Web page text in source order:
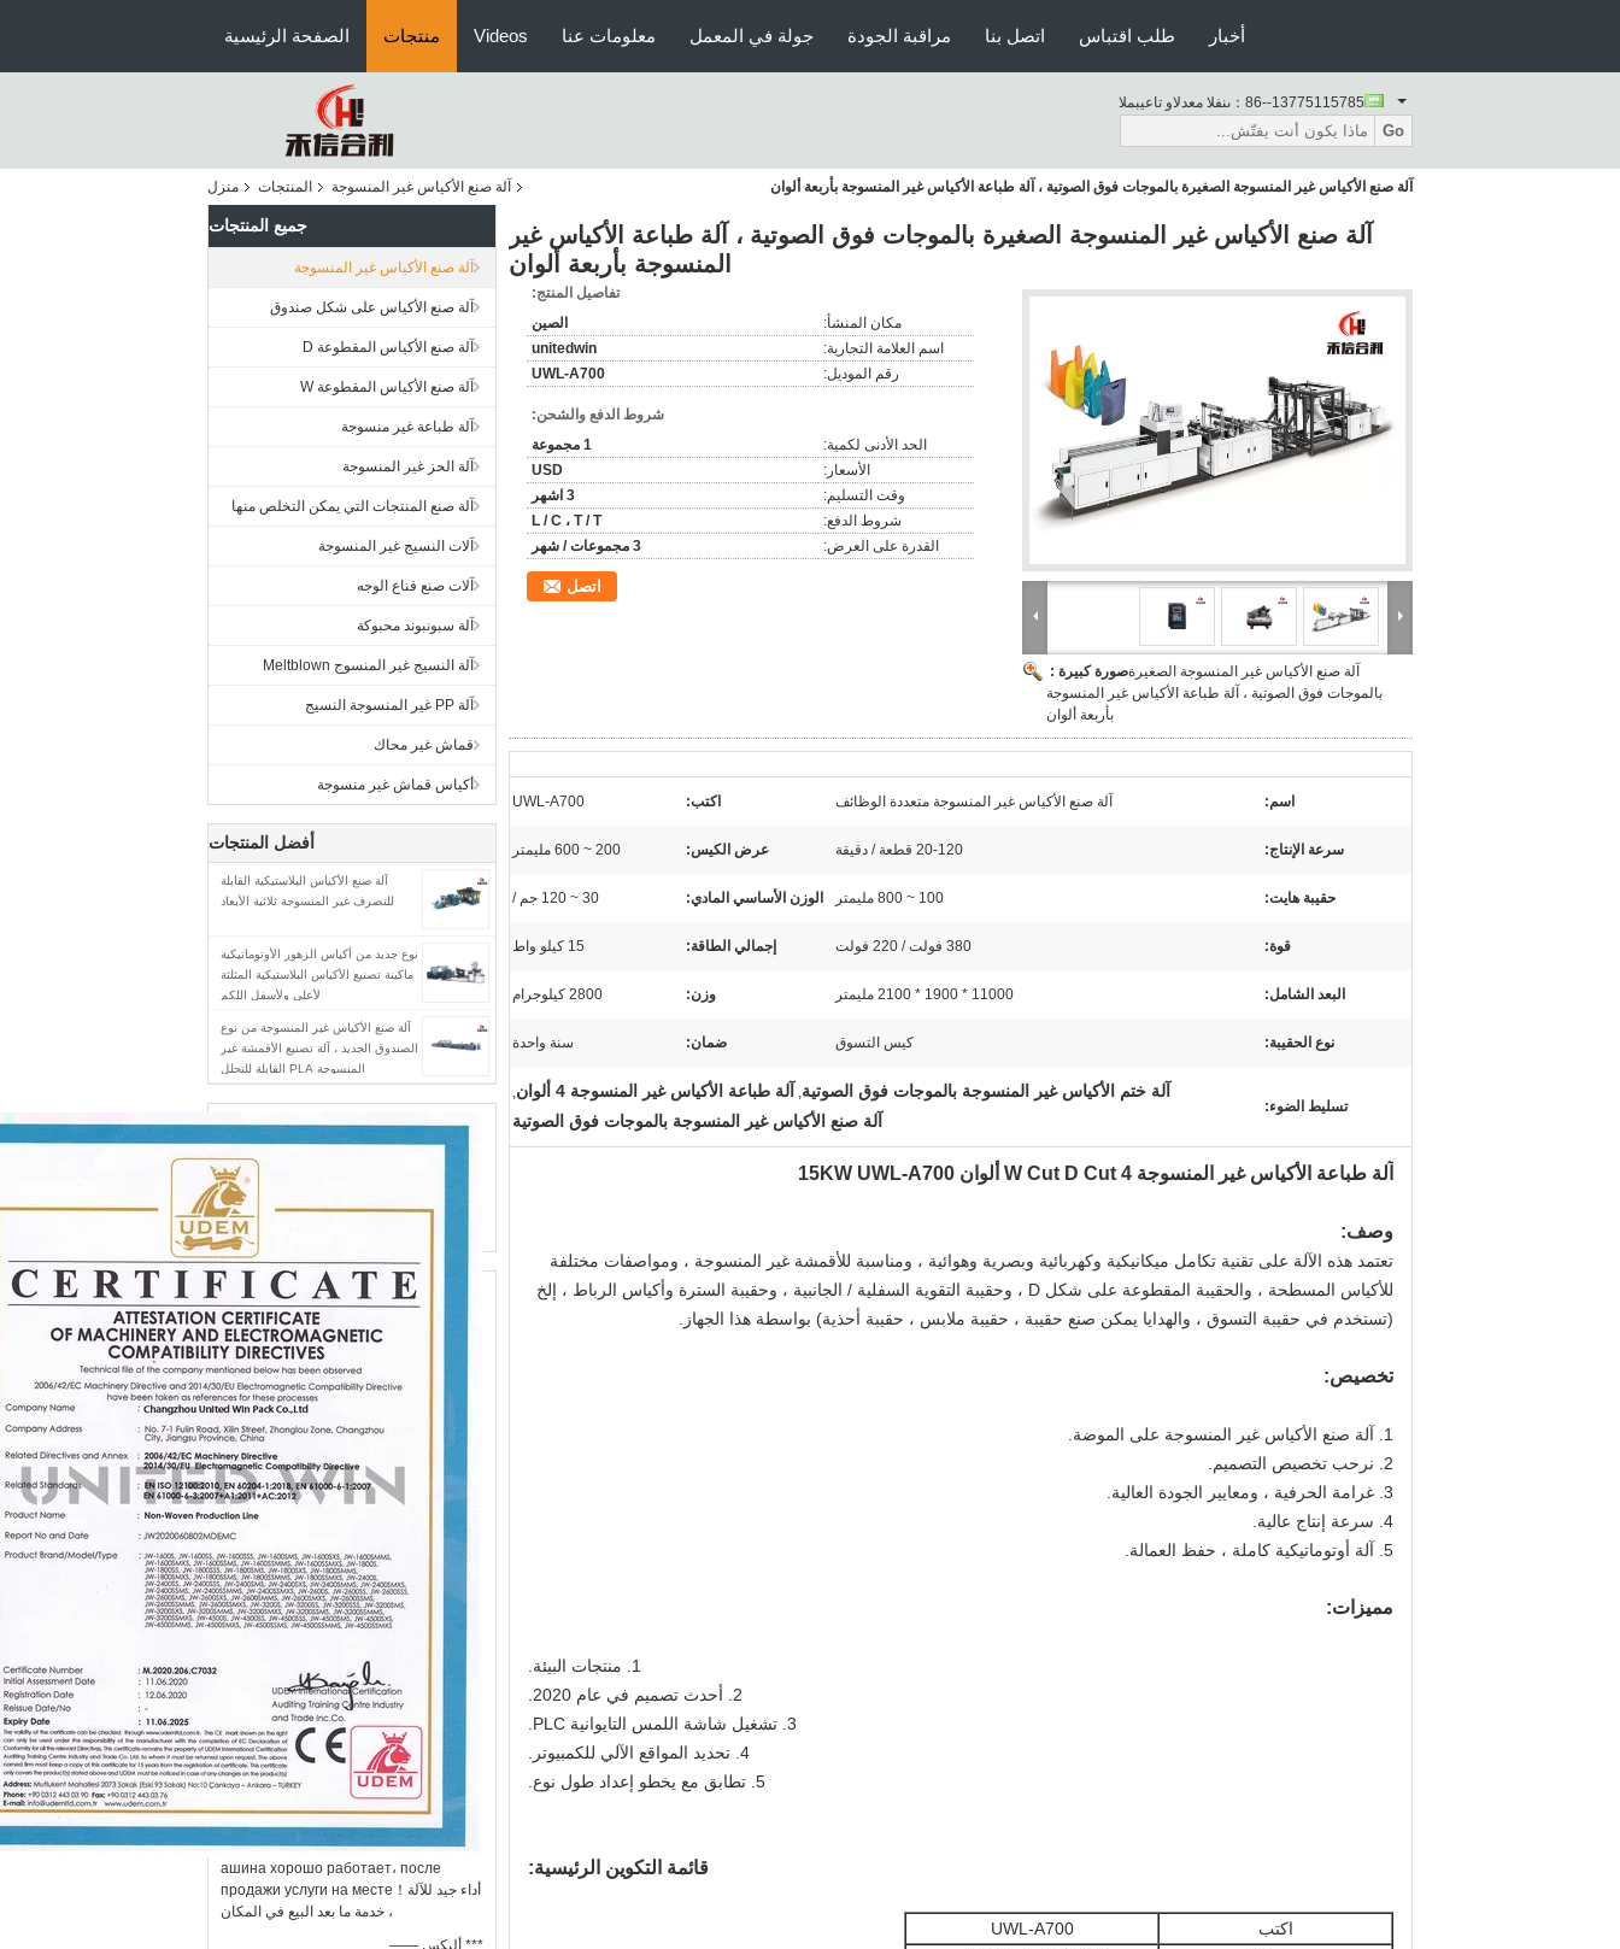
الصفحة الرئيسية منتجات Videos معلومات عنا جولة في المعمل مراقبة الجودة اتصل بنا طلب اقتباس أخبار
المبيعات والدعم الفنى： 86--13775115785
Go
منزل المنتجات آلة صنع الأكياس غير المنسوجة آلة صنع الأكياس غير المنسوجة الصغيرة بالموجات فوق الصوتية ، آلة طباعة الأكياس غير المنسوجة بأربعة ألوان
جميع المنتجات
آلة صنع الأكياس غير المنسوجة
آلة صنع الأكياس على شكل صندوق
آلة صنع الأكياس المقطوعة D
آلة صنع الأكياس المقطوعة W
آلة طباعة غير منسوجة
آلة الحز غير المنسوجة
آلة صنع المنتجات التي يمكن التخلص منها
آلات النسيج غير المنسوجة
آلات صنع قناع الوجه
آلة سبونبوند محبوكة
آلة النسيج غير المنسوج Meltblown
آلة PP غير المنسوجة النسيج
قماش غير محاك
أكياس قماش غير منسوجة
أفضل المنتجات
آلة صنع الأكياس البلاستيكية القابلة
للتصرف غير المنسوجة ثلاثية الأبعاد
نوع جديد من أكياس الزهور الأوتوماتيكية
ماكينة تصنيع الأكياس البلاستيكية المثلثة
لأعلى ولأسفل اللكم
آلة صنع الأكياس غير المنسوجة من نوع
الصندوق الجديد ، آلة تصنيع الأقمشة غير
المنسوجة PLA القابلة للتحلل
ашина хорошо работает، после
продажи услуги на месте！أداء جيد للآلة
، خدمة ما بعد البيع في المكان
—— أليكس ***
آلة صنع الأكياس غير المنسوجة الصغيرة بالموجات فوق الصوتية ، آلة طباعة الأكياس غير
المنسوجة بأربعة ألوان
صورة كبيرة :آلة صنع الأكياس غير المنسوجة الصغيرة
بالموجات فوق الصوتية ، آلة طباعة الأكياس غير المنسوجة
بأربعة ألوان
تفاصيل المنتج:
مكان المنشأ:
الصين
اسم العلامة التجارية:
unitedwin
رقم الموديل:
UWL-A700
شروط الدفع والشحن:
الحد الأدنى لكمية:
1 مجموعة
الأسعار:
USD
وقت التسليم:
3 اشهر
شروط الدفع:
L / C ، T / T
القدرة على العرض:
3 مجموعات / شهر
اتصل
اسم: آلة صنع الأكياس غير المنسوجة متعددة الوظائف اكتب: UWL-A700
سرعة الإنتاج: 20-120 قطعة / دقيقة عرض الكيس: 200 ~ 600 مليمتر
حقيبة هايت: 100 ~ 800 مليمتر الوزن الأساسي المادي: 30 ~ 120 جم /
قوة: 380 فولت / 220 فولت إجمالي الطاقة: 15 كيلو واط
البعد الشامل: 11000 * 1900 * 2100 مليمتر وزن: 2800 كيلوجرام
نوع الحقيبة: كيس التسوق ضمان: سنة واحدة
تسليط الضوء:
آلة ختم الأكياس غير المنسوجة بالموجات فوق الصوتية, آلة طباعة الأكياس غير المنسوجة 4 ألوان ,
آلة صنع الأكياس غير المنسوجة بالموجات فوق الصوتية
آلة طباعة الأكياس غير المنسوجة W Cut D Cut 4 ألوان 15KW UWL-A700
وصف:
تعتمد هذه الآلة على تقنية تكامل ميكانيكية وكهربائية وبصرية وهوائية ، ومناسبة للأقمشة غير المنسوجة ، ومواصفات مختلفة
للأكياس المسطحة ، والحقيبة المقطوعة على شكل D ، وحقيبة التقوية السفلية / الجانبية ، وحقيبة السترة وأكياس الرباط ، إلخ
(تستخدم في حقيبة التسوق ، والهدايا يمكن صنع حقيبة ، حقيبة ملابس ، حقيبة أحذية) بواسطة هذا الجهاز.
تخصيص:
1. آلة صنع الأكياس غير المنسوجة على الموضة.
2. نرحب تخصيص التصميم.
3. غرامة الحرفية ، ومعايير الجودة العالية.
4. سرعة إنتاج عالية.
5. آلة أوتوماتيكية كاملة ، حفظ العمالة.
مميزات:
1. منتجات البيئة.
2. أحدث تصميم في عام 2020.
3. تشغيل شاشة اللمس التايوانية PLC.
4. تحديد المواقع الآلي للكمبيوتر.
5. تطابق مع يخطو إعداد طول نوع.
قائمة التكوين الرئيسية:
اكتب
UWL-A700